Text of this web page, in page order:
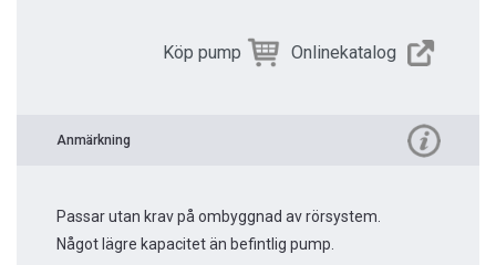
Köp pump Onlinekatalog
Anmärkning
Passar utan krav på ombyggnad av rörsystem.
Något lägre kapacitet än befintlig pump.